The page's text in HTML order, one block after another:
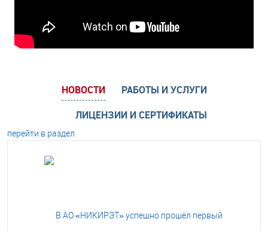
НОВОСТИ
РАБОТЫ И УСЛУГИ
ЛИЦЕНЗИИ И СЕРТИФИКАТЫ
перейти в раздел